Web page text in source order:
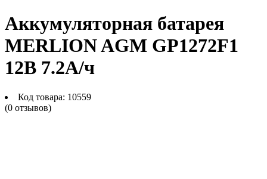
Аккумуляторная батарея
MERLION AGM GP1272F1
12В 7.2А/ч
Код товара: 10559
(0 отзывов)